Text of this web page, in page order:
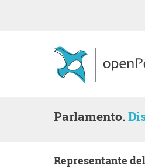
Parlamento.
representante